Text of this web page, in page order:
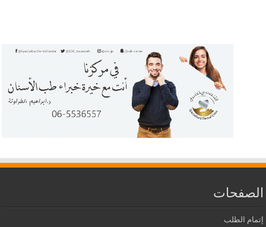
الصفحات
إتمام الطلب